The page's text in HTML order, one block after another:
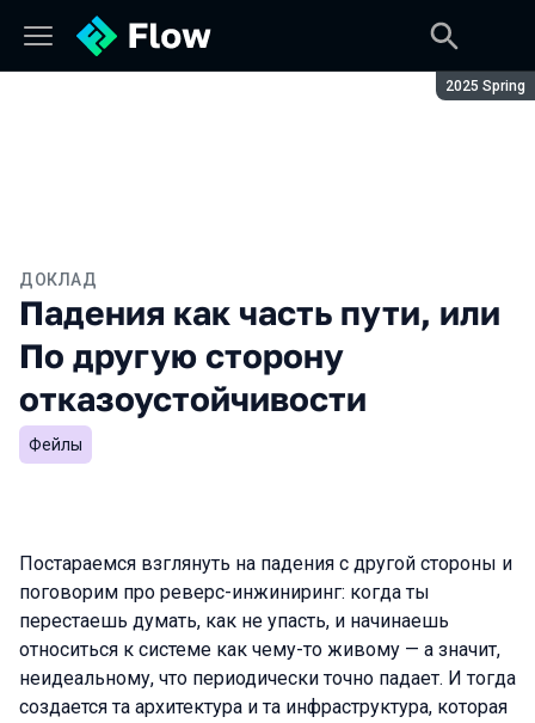
Сезон:
2025 Spring
ДОКЛАД
Падения как часть пути, или
По другую сторону
отказоустойчивости
Фейлы
Постараемся взглянуть на падения с другой стороны и
поговорим про реверс-инжиниринг: когда ты
перестаешь думать, как не упасть, и начинаешь
относиться к системе как чему-то живому — а значит,
неидеальному, что периодически точно падает. И тогда
создается та архитектура и та инфраструктура, которая